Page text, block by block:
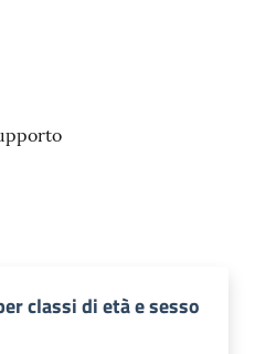
classi di età e sesso